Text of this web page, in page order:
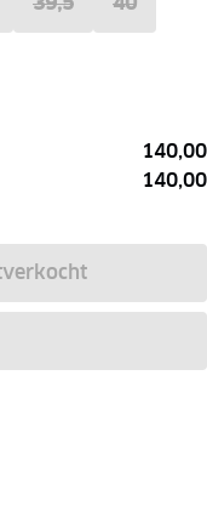
140,00
140,00